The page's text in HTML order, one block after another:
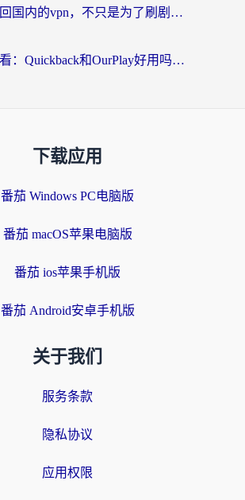
从匈牙利回国内的vpn，不只是为了刷剧那么简单
海外党必看：Quickback和OurPlay好用吗？3分钟选对回国加速器，无缝刷剧玩游戏
下载应用
番茄 Windows PC电脑版
番茄 macOS苹果电脑版
番茄 ios苹果手机版
番茄 Android安卓手机版
关于我们
服务条款
隐私协议
应用权限